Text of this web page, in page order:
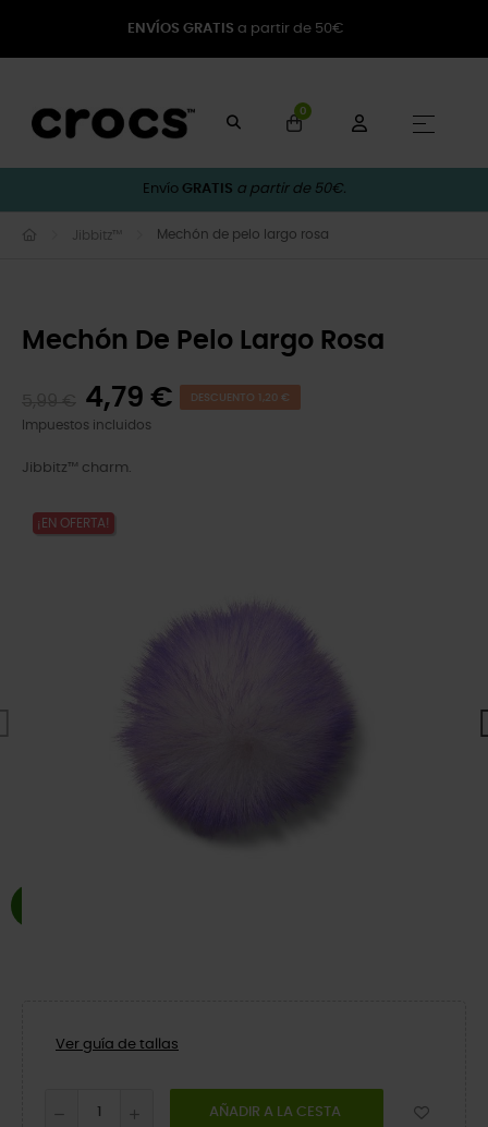
ENVÍOS GRATIS a partir de 50€
0
☰
Envío GRATIS a partir de 50€.
Jibbitz™ Mechón de pelo largo rosa
Mechón De Pelo Largo Rosa
4,79 € DESCUENTO 1,20 €
Impuestos incluidos
Jibbitz™ charm.
¡EN OFERTA!
Ver guía de tallas
AÑADIR A LA CESTA